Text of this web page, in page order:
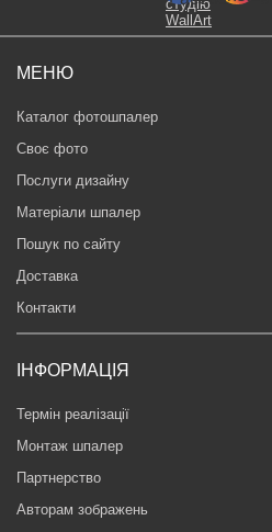
МЕНЮ
Каталог фотошпалер
Своє фото
Послуги дизайну
Матеріали шпалер
Пошук по сайту
Доставка
Контакти
ІНФОРМАЦІЯ
Термін реалізації
Монтаж шпалер
Партнерство
Авторам зображень